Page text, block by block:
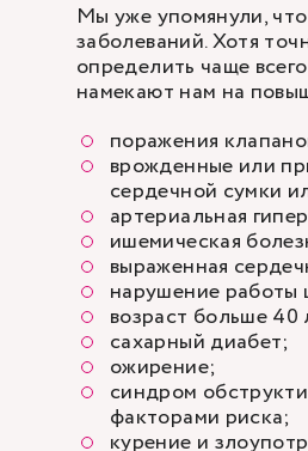
Мы уже упомянули,
заболеваний. Хотя
определить чаще
намекают нам на
поражения
врожденные или
сердечной сумки
артериальная
ишемическая
выраженная
нарушение
возраст больше 40
сахарный диабет;
ожирение;
синдром
факторами риска;
курение и